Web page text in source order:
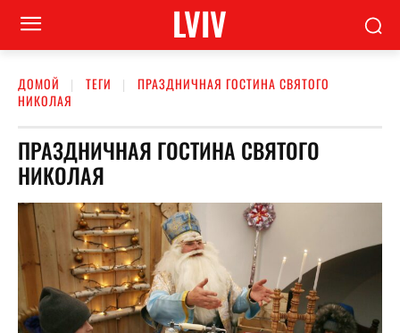
LVIV
ДОМОЙ ТЕГИ
ПРАЗДНИЧНАЯ ГОСТИНА СВЯТОГО
НИКОЛАЯ
ПРАЗДНИЧНАЯ ГОСТИНА СВЯТОГО
НИКОЛАЯ